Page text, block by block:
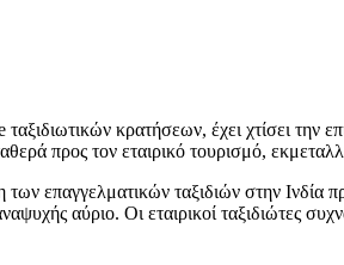
κρατήσεων, έχει χτίσει την
προς τον εταιρικό τουρισμό,
επαγγελματικών ταξιδιών στην Ινδία
αύριο. Οι εταιρικοί ταξιδιώτες